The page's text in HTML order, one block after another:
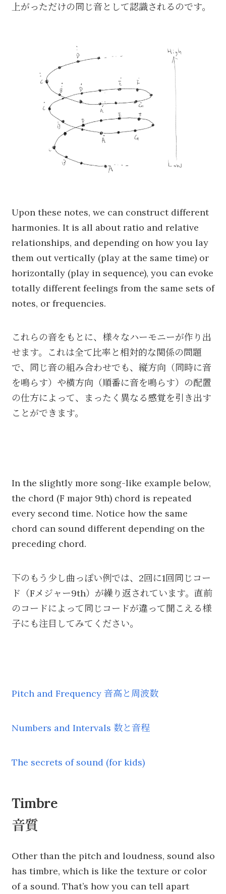
上がっただけの同じ音として認識されるのです。
Upon these notes, we can construct different
harmonies. It is all about ratio and relative
relationships, and depending on how you lay
them out vertically (play at the same time) or
horizontally (play in sequence), you can evoke
totally different feelings from the same sets of
notes, or frequencies.
これらの音をもとに、様々なハーモニーが作り出
せます。これは全て比率と相対的な関係の問題
で、同じ音の組み合わせでも、縦方向（同時に音
を鳴らす）や横方向（順番に音を鳴らす）の配置
の仕方によって、まったく異なる感覚を引き出す
ことができます。
In the slightly more song-like example below,
the chord (F major 9th) chord is repeated
every second time. Notice how the same
chord can sound different depending on the
preceding chord.
下のもう少し曲っぽい例では、2回に1回同じコー
ド（Fメジャー9th）が繰り返されています。直前
のコードによって同じコードが違って聞こえる様
子にも注目してみてください。
Pitch and Frequency 音高と周波数
Numbers and Intervals 数と音程
The secrets of sound (for kids)
Timbre
音質
Other than the pitch and loudness, sound also
has timbre, which is like the texture or color
of a sound. That’s how you can tell apart